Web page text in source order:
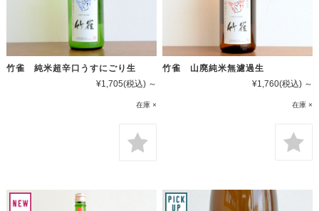
竹雀 純米超辛口うすにごり生
¥1,705(税込) ～
在庫 ×
竹雀 山廃純米無濾過生
¥1,760(税込) ～
在庫 ×